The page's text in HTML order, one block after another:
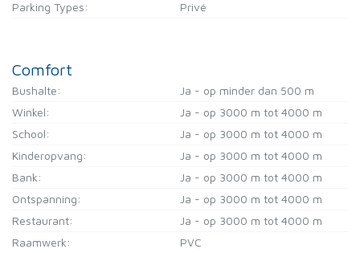
Parking Types: Privé
Comfort
Bushalte:
Ja - op minder dan 500 m
Winkel:
Ja - op 3000 m tot 4000 m
School:
Ja - op 3000 m tot 4000 m
Kinderopvang:
Ja - op 3000 m tot 4000 m
Bank:
Ja - op 3000 m tot 4000 m
Ontspanning:
Ja - op 3000 m tot 4000 m
Restaurant:
Ja - op 3000 m tot 4000 m
Raamwerk:
PVC